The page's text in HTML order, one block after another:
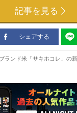
記事を見る
シェアする
ランド米「サキホコレ」の